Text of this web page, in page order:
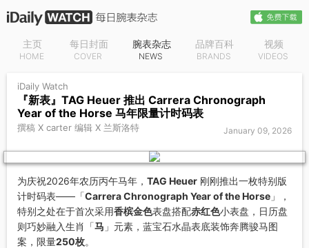
主页
HOME
每日封面
COVER
腕表杂志
NEWS
品牌百科
BRANDS
视频
VIDEOS
iDaily Watch
『新表』TAG Heuer 推出 Carrera Chronograph
Year of the Horse 马年限量计时码表
January 09, 2026
撰稿 X carter 编辑 X 兰斯洛特
为庆祝2026年农历丙午马年， TAG Heuer 刚刚推出一枚特别版
计时码表——「Carrera Chronograph Year of the Horse 」，
特别之处在于首次采用香槟金色表盘搭配赤红色小表盘，日历盘
则巧妙融入生肖「马 」元素，蓝宝石水晶表底装饰奔腾骏马图
案，限量250枚。